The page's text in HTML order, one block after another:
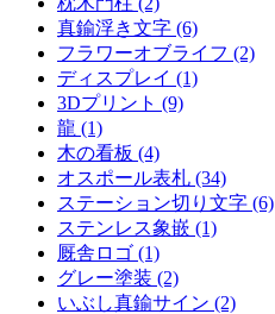
真鍮浮き文字 (6)
フラワーオブライフ (2)
ディスプレイ (1)
3Dプリント (9)
龍 (1)
木の看板 (4)
オスポール表札 (34)
ステーション切り文字 (6)
ステンレス象嵌 (1)
厩舎ロゴ (1)
グレー塗装 (2)
いぶし真鍮サイン (2)